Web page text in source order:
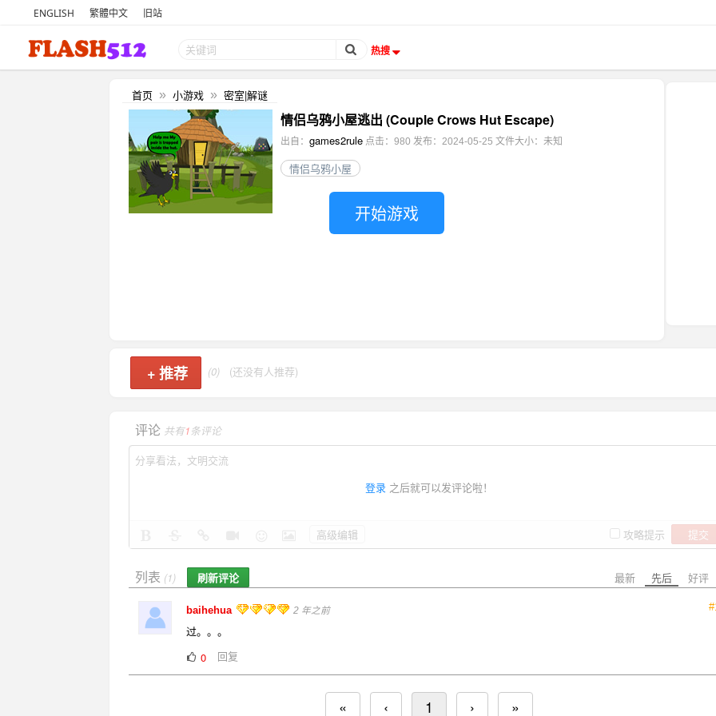
ENGLISH 繁體中文 旧站
热搜
首页 » 小游戏 » 密室|解谜
情侣乌鸦小屋逃出 (Couple Crows Hut Escape)
出自： games2rule 点击：980 发布：2024-05-25 文件大小：未知
情侣乌鸦小屋
开始游戏
+ 推荐 (0) (还没有人推荐)
评论 共有1条评论
登录 之后就可以发评论啦！
攻略提示 提交
高级编辑
最新 先后 好评
列表 (1) 刷新评论
baihehua 2 年之前
过。。。
0
回复
« ‹ 1 › »